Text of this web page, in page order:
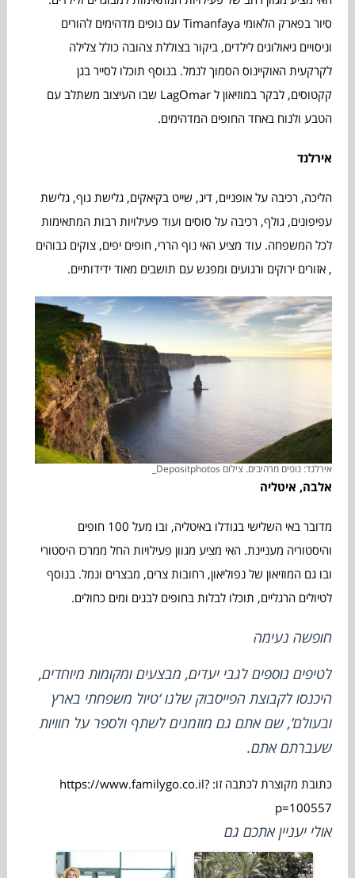
סיור בפארק הלאומי Timanfaya עם נופים מדהימים להורים
וניסויים גיאולוגים לילדים, ביקור בצוללת צהובה כולל צלילה
לקרקעית האוקיינוס הסמוך לנמל. בנוסף תוכלו לסייר בגן
קקטוסים, לבקר במוזיאון ל LagOmar שבו העיצוב משתלב עם
הטבע ולנוח באחד החופים המדהימים.
אירלנד
הליכה, רכיבה על אופניים, דיג, שייט בקיאקים, גלישת גוף, גלישת
עפיפונים, גולף, רכיבה על סוסים ועוד פעילויות רבות המתאימות
לכל המשפחה. עוד מציע האי נוף הררי, חופים יפים, צוקים גבוהים
, אזורים ירוקים ורגועים ומפגש עם תושבים מאוד ידידותיים.
אירלנד: נופים מרהיבים. צילום Depositphotos_
אלבה, איטליה
מדובר באי השלישי בגודלו באיטליה, ובו מעל 100 חופים
והיסטוריה מעניינת. האי מציע מגוון פעילויות החל ממרכז היסטורי
ובו גם המוזיאון של נפוליאון, רחובות צרים, מבצרים ונמל. בנוסף
לטיולים הרגליים, תוכלו לבלות בחופים לבנים ומים כחולים.
חופשה נעימה
לטיפים נוספים לגבי יעדים, מבצעים ומקומות מיוחדים,
היכנסו לקבוצת הפייסבוק שלנו‘טיול משפחתי בארץ
ובעולם’, שם אתם גם מוזמנים לשתף ולספר על חוויות
שעברתם אתם.
כתובת מקוצרת לכתבה זו: https://www.familygo.co.il?
p=100557
אולי יעניין אתכם גם